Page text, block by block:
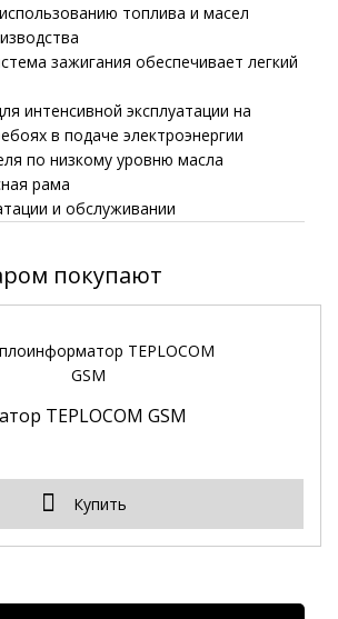
топлива и масел
зажигания обеспечивает легкий
интенсивной эксплуатации на
в подаче электроэнергии
по низкому уровню масла
рама
и обслуживании
покупают
TEPLOCOM GSM
Купить